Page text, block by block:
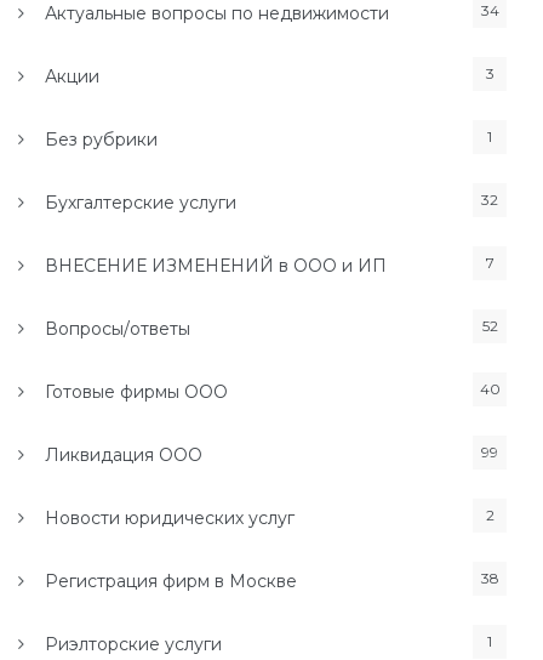
Актуальные вопросы по недвижимости 34
Акции 3
Без рубрики 1
Бухгалтерские услуги 32
ВНЕСЕНИЕ ИЗМЕНЕНИЙ в ООО и ИП 7
Вопросы/ответы 52
Готовые фирмы ООО 40
Ликвидация ООО 99
Новости юридических услуг 2
Регистрация фирм в Москве 38
Риэлторские услуги 1